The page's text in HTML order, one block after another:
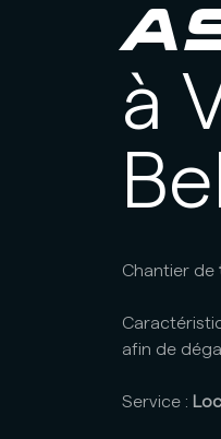
à
Chantier de
afin de
Service :